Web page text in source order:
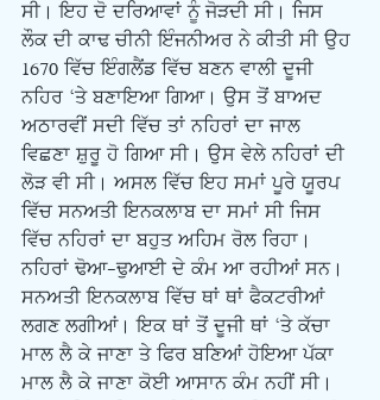
ਸੀ। ਇਹ ਦੋ ਦਰਿਆਵਾਂ ਨੂੰ ਜੋੜਦੀ ਸੀ। ਜਿਸ
ਲੌਕ ਦੀ ਕਾਢ ਚੀਨੀ ਇੰਜਨੀਅਰ ਨੇ ਕੀਤੀ ਸੀ ਉਹ
1670 ਵਿੱਚ ਇੰਗਲੈਂਡ ਵਿੱਚ ਬਣਨ ਵਾਲੀ ਦੂਜੀ
ਨਹਿਰ ‘ਤੇ ਬਣਾਇਆ ਗਿਆ। ਉਸ ਤੋਂ ਬਾਅਦ
ਅਠਾਰਵੀਂ ਸਦੀ ਵਿੱਚ ਤਾਂ ਨਹਿਰਾਂ ਦਾ ਜਾਲ
ਵਿਛਣਾ ਸ਼ੁਰੂ ਹੋ ਗਿਆ ਸੀ। ਉਸ ਵੇਲੇ ਨਹਿਰਾਂ ਦੀ
ਲੋੜ ਵੀ ਸੀ। ਅਸਲ ਵਿੱਚ ਇਹ ਸਮਾਂ ਪੂਰੇ ਯੂਰਪ
ਵਿੱਚ ਸਨਅਤੀ ਇਨਕਲਾਬ ਦਾ ਸਮਾਂ ਸੀ ਜਿਸ
ਵਿੱਚ ਨਹਿਰਾਂ ਦਾ ਬਹੁਤ ਅਹਿਮ ਰੋਲ ਰਿਹਾ।
ਨਹਿਰਾਂ ਢੋਆ-ਢੁਆਈ ਦੇ ਕੰਮ ਆ ਰਹੀਆਂ ਸਨ।
ਸਨਅਤੀ ਇਨਕਲਾਬ ਵਿੱਚ ਥਾਂ ਥਾਂ ਫੈਕਟਰੀਆਂ
ਲਗਣ ਲਗੀਆਂ। ਇਕ ਥਾਂ ਤੋਂ ਦੂਜੀ ਥਾਂ ‘ਤੇ ਕੱਚਾ
ਮਾਲ ਲੈ ਕੇ ਜਾਣਾ ਤੇ ਫਿਰ ਬਣਿਆਂ ਹੋਇਆ ਪੱਕਾ
ਮਾਲ ਲੈ ਕੇ ਜਾਣਾ ਕੋਈ ਆਸਾਨ ਕੰਮ ਨਹੀਂ ਸੀ।